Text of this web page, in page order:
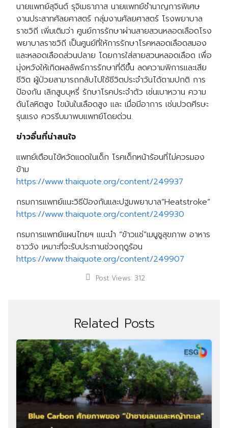
นายแพทย์สุจินต์ รุจิเมธาภาส นายแพทย์ชำนาญการพิเศษ
งานประสาทศัลยศาสตร์ กลุ่มงานศัลยศาสตร์ โรงพยาบาล
ราชวิถี เพิ่มเติมว่า ศูนย์การรักษาผ่านสายสวนหลอดเลือดโรง
พยาบาลราชวิถี เป็นศูนย์ที่ให้การรักษาโรคหลอดเลือดสมอง
และหลอดเลือดส่วนปลาย โดยการใส่สายสวนหลอดเลือด เพื่อ
มุ่งหวังให้เกิดผลลัพธ์การรักษาที่ดีขึ้น ลดความพิการและเสีย
ชีวิต ผู้ป่วยสามารถกลับไปใช้ชีวิตประจำวันได้ตามปกติ การ
ป้องกัน เลิกสูบบุหรี่ รักษาโรคประจำตัว เช่นเบาหวาน ความ
ดันโลหิตสูง ไขมันในเลือดสูง และ เมื่อมีอาการ เช่นปวดศีรษะ
รุนแรง ควรรีบมาพบแพทย์โดยด่วน.
ข่าวอื่นที่น่าสนใจ
แพทย์เตือนไข้หวัดแดดในเด็ก โรคเด็กหน้าร้อนที่ไม่ควรมอง
ข้าม
https://www.thaiquote.org/content/249937
กรมการแพทย์แนะวิธีป้องกันและปฐมพยาบาล“Heatstroke”
https://www.thaiquote.org/content/249930
กรมการแพทย์แผนไทยฯ แนะนำ “ข้าวแช่”เมนูชูสุขภาพ อาหาร
ชาววัง เหมาะที่จะรับประทานช่วงฤดูร้อน
https://www.thaiquote.org/content/249907
Post Views: 312
Related Posts